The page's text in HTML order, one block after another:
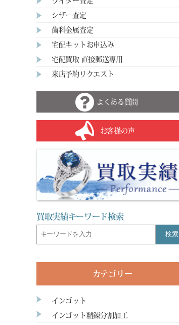
シザー査定
歯科金属査定
宅配キットお申込み
宅配買取 直接郵送専用
来店予約リクエスト
よくある質問
お客様の声
買取実績キーワード検索
検索
カテゴリー
インゴット
インゴット精錬分割加工